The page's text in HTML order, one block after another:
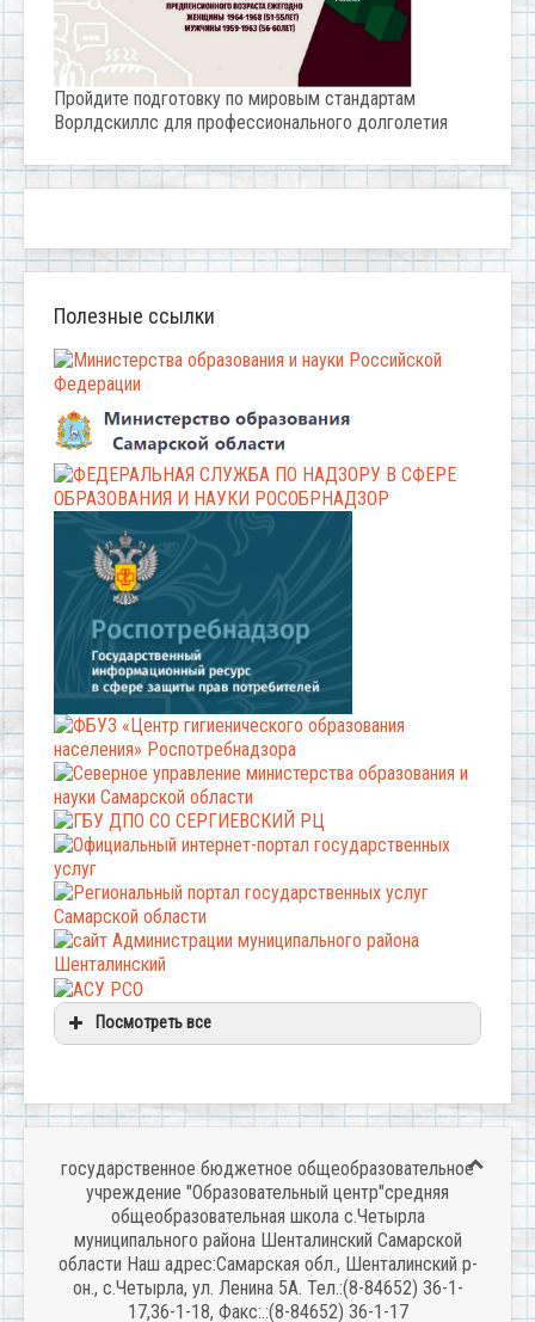
Пройдите подготовку по мировым стандартам
Ворлдскиллс для профессионального долголетия
Полезные ссылки
Посмотреть все
государственное бюджетное общеобразовательное
учреждение "Образовательный центр"средняя
общеобразовательная школа с.Четырла
муниципального района Шенталинский Самарской
области Наш адрес:Самарская обл., Шенталинский р-
он., с.Четырла, ул. Ленина 5А. Тел.:(8-84652) 36-1-
17,36-1-18, Факс:.:(8-84652) 36-1-17